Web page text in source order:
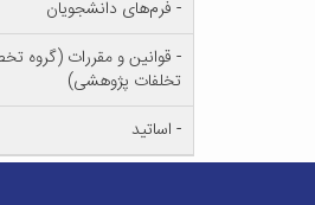
- فرم‌های دانشجویان
- قوانین و مقررات (گروه
تخلفات پژوهشی)
- اساتید